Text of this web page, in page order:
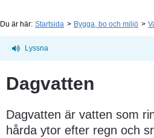
Du är här: Startsida Bygga, bo och miljö
Lyssna
Dagvatten
Dagvatten är vatten som
hårda ytor efter regn och